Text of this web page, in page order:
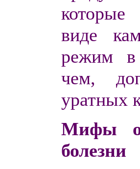
виде
режим в
чем,
уратных
Мифы о
болезни